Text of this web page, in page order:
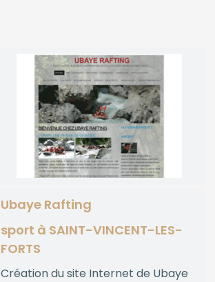
Ubaye Rafting
sport à SAINT-VINCENT-LES-
FORTS
Création du site Internet de Ubaye